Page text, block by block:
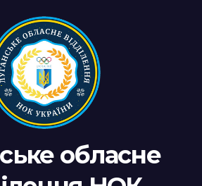
обласне